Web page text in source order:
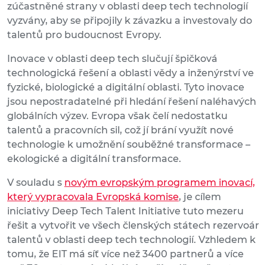
zúčastněné strany v oblasti deep tech technologií
vyzvány, aby se připojily k závazku a investovaly do
talentů pro budoucnost Evropy.
Inovace v oblasti deep tech slučují špičková
technologická řešení a oblasti vědy a inženýrství ve
fyzické, biologické a digitální oblasti. Tyto inovace
jsou nepostradatelné při hledání řešení naléhavých
globálních výzev. Evropa však čelí nedostatku
talentů a pracovních sil, což jí brání využít nové
technologie k umožnění souběžné transformace –
ekologické a digitální transformace.
V souladu s novým evropským programem inovací,
který vypracovala Evropská komise, je cílem
iniciativy Deep Tech Talent Initiative tuto mezeru
řešit a vytvořit ve všech členských státech rezervoár
talentů v oblasti deep tech technologií. Vzhledem k
tomu, že EIT má síť více než 3400 partnerů a více